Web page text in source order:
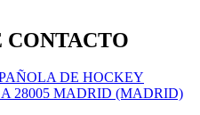
DE HOCKEY
28005 MADRID (MADRID)